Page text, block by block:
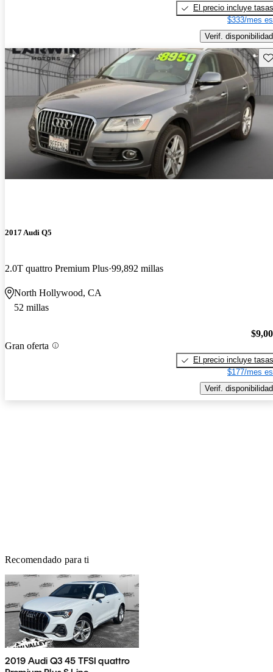
El precio incluye tasas
$333/mes
Verif. disponibilidad
2017 Audi Q5
2.0T quattro Premium Plus 99,892 millas
North Hollywood, CA
52 millas
Gran oferta
El precio incluye tasas
$177/mes
Verif. disponibilidad
Recomendado para ti
2019 Audi Q3 45 TFSI quattro